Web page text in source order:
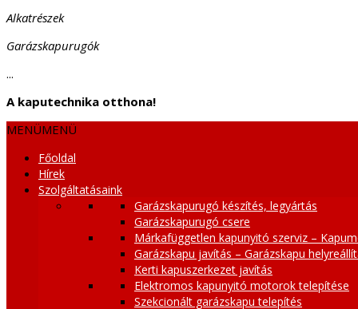
Alkatrészek
Garázskapurugók
...
A kaputechnika otthona!
MENÜMENÜ
Főoldal
Hírek
Szolgáltatásaink
Garázskapurugó készítés, legyártás
Garázskapurugó csere
Márkafüggetlen kapunyitó szerviz –
Garázskapu javítás – Garázskapu
Kerti kapuszerkezet javítás
Elektromos kapunyitó motorok telepítése
Szekcionált garázskapu telepítés